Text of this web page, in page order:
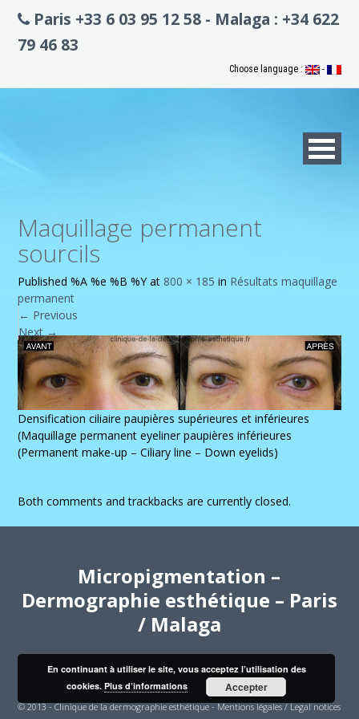
Paris +33 6 03 95 12 58 - Malaga : +34 622
79 46 83
Choose language : -
Maquillage permanent
sourcils
Published%A %e %B %Yat 800 × 185 in Résultats maquillage
permanent
← Previous
Next→
Densification ciliaire paupières supérieures et inférieures
(Maquillage permanent eyeliner paupières inférieures
(Permanent make-up – Ciliary line – Down eyelids)
Both comments and trackbacks are currently closed.
Micropigmentation –
Dermographie esthétique – Paris
/ Malaga
© 2013 - Clinique de la dermographie esthétique -Mentions légales / Legal notices
En continuant à utiliser le site, vous acceptez l’utilisation des
cookies.Plus d’informations Accepter